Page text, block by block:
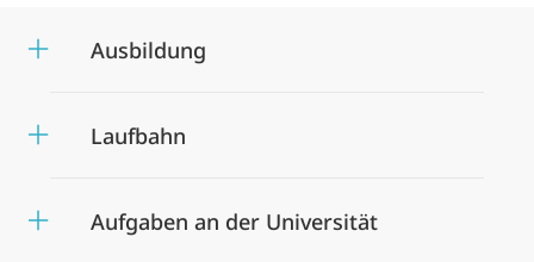
Ausbildung
Laufbahn
Aufgaben an der Universität